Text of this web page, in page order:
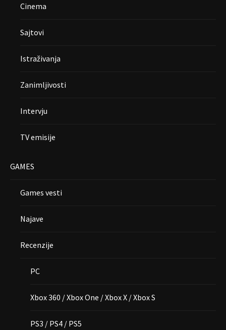
Cinema
Sajtovi
Istraživanja
Zanimljivosti
Intervju
TV emisije
GAMES
Games vesti
Najave
Recenzije
PC
Xbox 360 / Xbox One / Xbox X / Xbox S
PS3 / PS4 / PS5